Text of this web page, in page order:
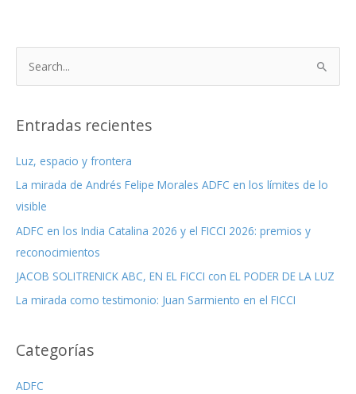
c
r
p
o
r
:
Entradas recientes
Luz, espacio y frontera
La mirada de Andrés Felipe Morales ADFC en los límites de lo
visible
ADFC en los India Catalina 2026 y el FICCI 2026: premios y
reconocimientos
JACOB SOLITRENICK ABC, EN EL FICCI con EL PODER DE LA LUZ
La mirada como testimonio: Juan Sarmiento en el FICCI
Categorías
ADFC